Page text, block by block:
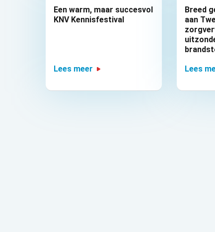
Een warm, maar succesvol
KNV Kennisfestival
Lees meer
Breed
aan
Lees